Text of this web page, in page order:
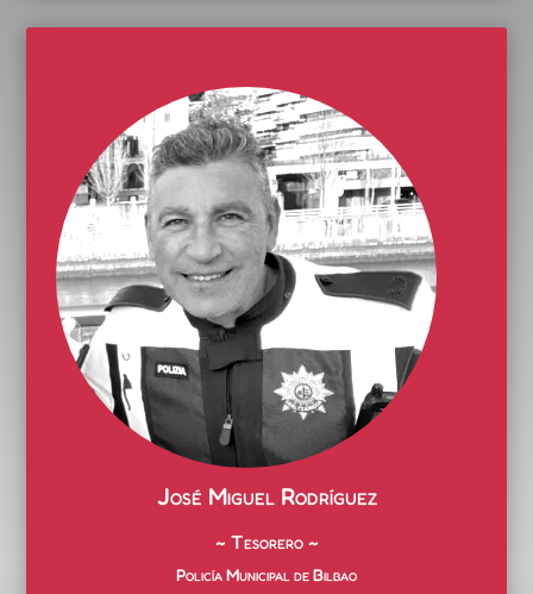
José Miguel Rodríguez
~ Tesorero ~
Policía Municipal de Bilbao